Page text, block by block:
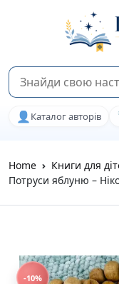
👤 Каталог авторів
Home Книги для
Потруси яблуню –
-10%